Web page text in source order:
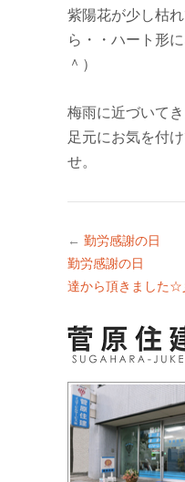
紫陽花が少し枯
ら・・ハート形
＾）
梅雨に近づいて
足元にお気を付
せ。
← 勤労感謝の日
勤労感謝の日 ソ
達から頂きました☆